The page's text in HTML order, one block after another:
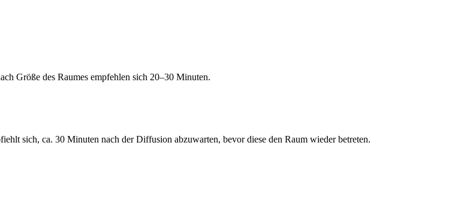
Größe des Raumes empfehlen sich 20–30 Minuten.
sich, ca. 30 Minuten nach der Diffusion abzuwarten, bevor diese den Raum wieder betreten.